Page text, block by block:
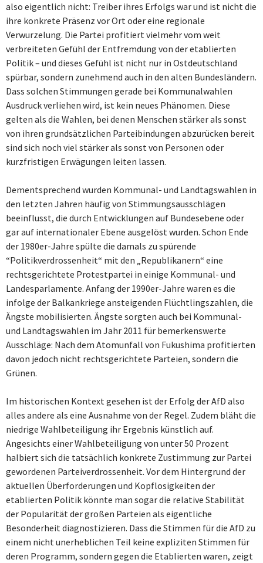
also eigentlich nicht: Treiber ihres Erfolgs war und ist nicht die
ihre konkrete Präsenz vor Ort oder eine regionale
Verwurzelung. Die Partei profitiert vielmehr vom weit
verbreiteten Gefühl der Entfremdung von der etablierten
Politik – und dieses Gefühl ist nicht nur in Ostdeutschland
spürbar, sondern zunehmend auch in den alten Bundesländern.
Dass solchen Stimmungen gerade bei Kommunalwahlen
Ausdruck verliehen wird, ist kein neues Phänomen. Diese
gelten als die Wahlen, bei denen Menschen stärker als sonst
von ihren grundsätzlichen Parteibindungen abzurücken bereit
sind sich noch viel stärker als sonst von Personen oder
kurzfristigen Erwägungen leiten lassen.
Dementsprechend wurden Kommunal- und Landtagswahlen in
den letzten Jahren häufig von Stimmungsausschlägen
beeinflusst, die durch Entwicklungen auf Bundesebene oder
gar auf internationaler Ebene ausgelöst wurden. Schon Ende
der 1980er-Jahre spülte die damals zu spürende
“Politikverdrossenheit“ mit den „Republikanern“ eine
rechtsgerichtete Protestpartei in einige Kommunal- und
Landesparlamente. Anfang der 1990er-Jahre waren es die
infolge der Balkankriege ansteigenden Flüchtlingszahlen, die
Ängste mobilisierten. Ängste sorgten auch bei Kommunal-
und Landtagswahlen im Jahr 2011 für bemerkenswerte
Ausschläge: Nach dem Atomunfall von Fukushima profitierten
davon jedoch nicht rechtsgerichtete Parteien, sondern die
Grünen.
Im historischen Kontext gesehen ist der Erfolg der AfD also
alles andere als eine Ausnahme von der Regel. Zudem bläht die
niedrige Wahlbeteiligung ihr Ergebnis künstlich auf.
Angesichts einer Wahlbeteiligung von unter 50 Prozent
halbiert sich die tatsächlich konkrete Zustimmung zur Partei
gewordenen Parteiverdrossenheit. Vor dem Hintergrund der
aktuellen Überforderungen und Kopflosigkeiten der
etablierten Politik könnte man sogar die relative Stabilität
der Popularität der großen Parteien als eigentliche
Besonderheit diagnostizieren. Dass die Stimmen für die AfD zu
einem nicht unerheblichen Teil keine expliziten Stimmen für
deren Programm, sondern gegen die Etablierten waren, zeigt